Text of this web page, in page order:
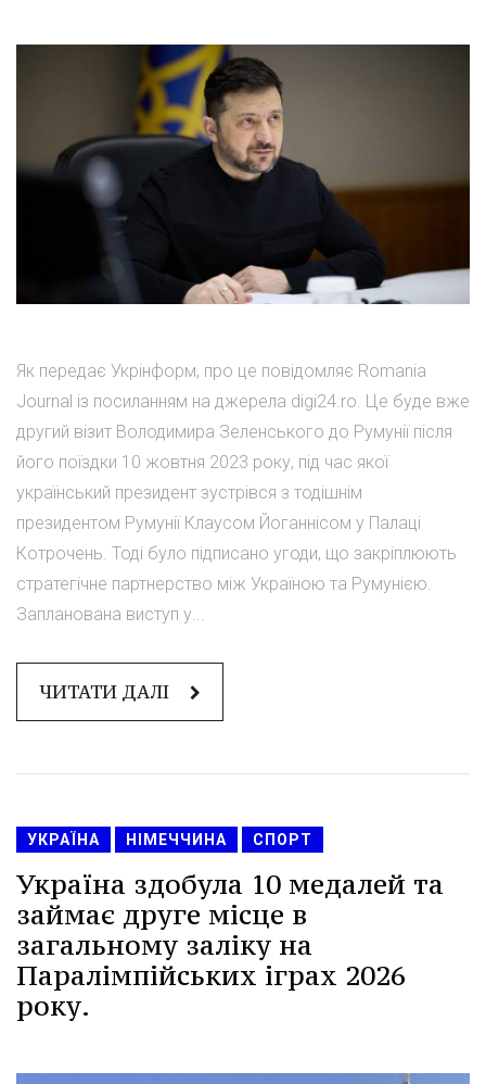
Як передає Укрінформ, про це повідомляє Romania
Journal із посиланням на джерела digi24.ro. Це буде вже
другий візит Володимира Зеленського до Румунії після
його поїздки 10 жовтня 2023 року, під час якої
український президент зустрівся з тодішнім
президентом Румунії Клаусом Йоганнісом у Палаці
Котрочень. Тоді було підписано угоди, що закріплюють
стратегічне партнерство між Україною та Румунією.
Запланована виступ у...
ЧИТАТИ ДАЛІ
УКРАЇНА НІМЕЧЧИНА СПОРТ
Україна здобула 10 медалей та
займає друге місце в
загальному заліку на
Паралімпійських іграх 2026
року.